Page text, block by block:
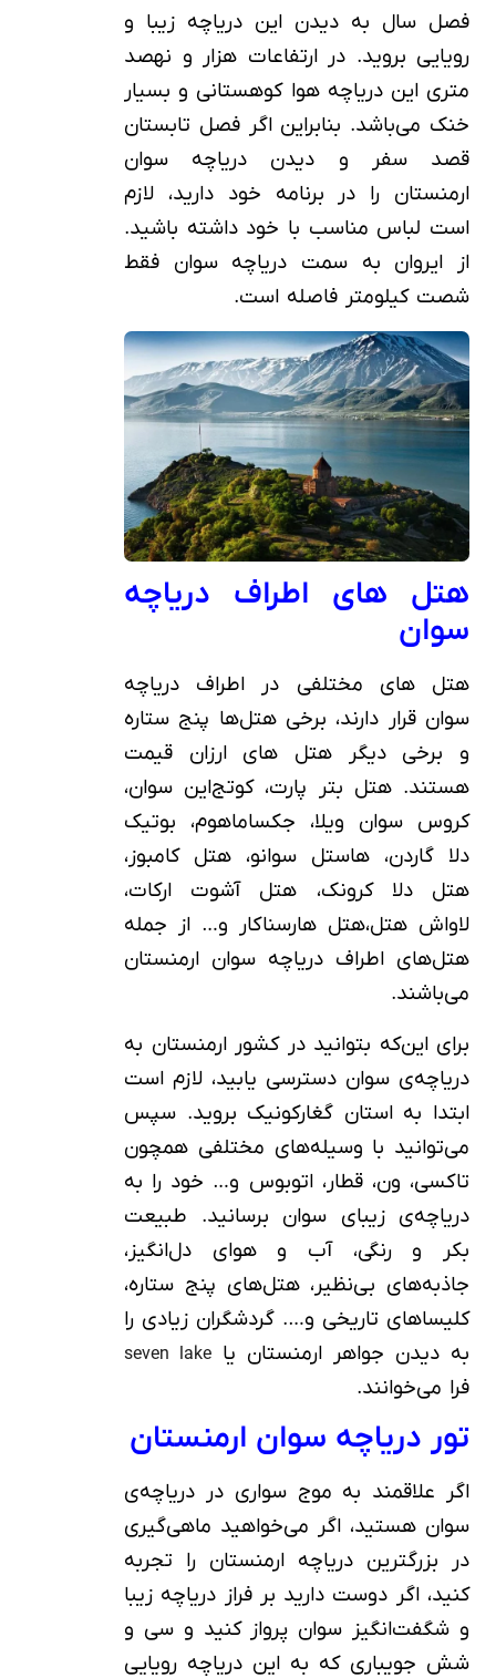
فصل سال به دیدن این دریاچه زیبا و
رویایی بروید. در ارتفاعات هزار و نهصد
متری این دریاچه هوا کوهستانی و بسیار
خنک می‌باشد. بنابراین اگر فصل تابستان
قصد سفر و دیدن دریاچه سوان
ارمنستان را در برنامه خود دارید، لازم
است لباس مناسب با خود داشته باشید.
از ایروان به سمت دریاچه سوان فقط
شصت کیلومتر فاصله است.
هتل های اطراف دریاچه
سوان
هتل های مختلفی در اطراف دریاچه
سوان قرار دارند، برخی هتل‌ها پنج ستاره
و برخی دیگر هتل های ارزان قیمت
هستند. هتل بتر پارت، کوتج‌این سوان،
کروس سوان ویلا، جکساماهوم، بوتیک
دلا گاردن، هاستل سوانو، هتل کامبوز،
هتل دلا کرونک، هتل آشوت ارکات،
لاواش هتل،هتل هارسناکار و… از جمله
هتل‌های اطراف دریاچه سوان ارمنستان
می‌باشند.
برای این‌که بتوانید در کشور ارمنستان به
دریاچه‌ی سوان دسترسی یابید، لازم است
ابتدا به استان گغارکونیک بروید. سپس
می‌توانید با وسیله‌های مختلفی همچون
تاکسی، ون، قطار، اتوبوس و… خود را به
دریاچه‌ی زیبای سوان برسانید. طبیعت
بکر و رنگی، آب و هوای دل‌انگیز،
جاذبه‌های بی‌نظیر، هتل‌های پنج ستاره،
کلیساهای تاریخی و…. گردشگران زیادی را
به دیدن جواهر ارمنستان یا seven lake
فرا می‌خوانند.
تور دریاچه سوان ارمنستان
اگر علاقمند به موج سواری در دریاچه‌ی
سوان هستید، اگر می‌خواهید ماهی‌گیری
در بزرگترین دریاچه ارمنستان را تجربه
کنید، اگر دوست دارید بر فراز دریاچه زیبا
و شگفت‌انگیز سوان پرواز کنید و سی و
شش جویباری که به این دریاچه رویایی